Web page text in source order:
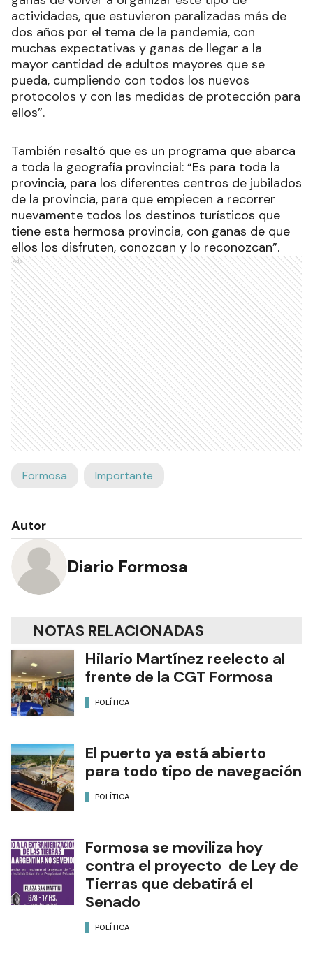
actividades, que estuvieron paralizadas más de
dos años por el tema de la pandemia, con
muchas expectativas y ganas de llegar a la
mayor cantidad de adultos mayores que se
pueda, cumpliendo con todos los nuevos
protocolos y con las medidas de protección para
ellos”.
También resaltó que es un programa que abarca
a toda la geografía provincial: “Es para toda la
provincia, para los diferentes centros de jubilados
de la provincia, para que empiecen a recorrer
nuevamente todos los destinos turísticos que
tiene esta hermosa provincia, con ganas de que
ellos los disfruten, conozcan y lo reconozcan”.
Ads
Formosa Importante
Autor
Diario Formosa
NOTAS RELACIONADAS
Hilario Martínez reelecto al
frente de la CGT Formosa
POLÍTICA
El puerto ya está abierto
para todo tipo de navegación
POLÍTICA
Formosa se moviliza hoy
contra el proyecto de Ley de
Tierras que debatirá el
Senado
POLÍTICA